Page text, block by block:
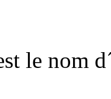
nom